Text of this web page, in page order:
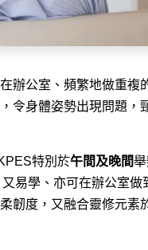
辦公室、頻繁地做重複
令身體姿勢出現問題，
特別於午間及晚間
易學、亦可在辦公室做
韌度，又融合靈修元素